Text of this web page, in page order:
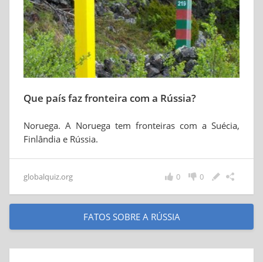
Que país faz fronteira com a Rússia?
Noruega. A Noruega tem fronteiras com a Suécia,
Finlândia e Rússia.
globalquiz.org 0
0
FATOS SOBRE A RÚSSIA